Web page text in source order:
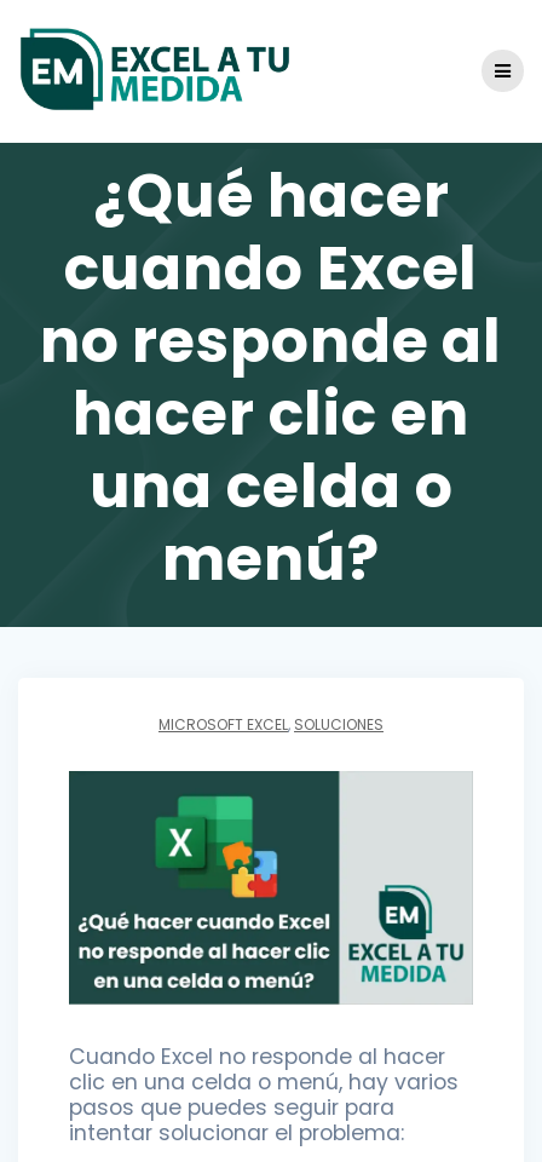
content
¿Qué hacer
cuando Excel
no responde al
hacer clic en
una celda o
menú?
MICROSOFT EXCEL, SOLUCIONES
Cuando Excel no responde al hacer
clic en una celda o menú, hay varios
pasos que puedes seguir para
intentar solucionar el problema: